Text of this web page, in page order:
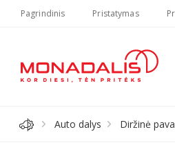
Pagrindinis Pristatymas
Auto dalys Diržinė